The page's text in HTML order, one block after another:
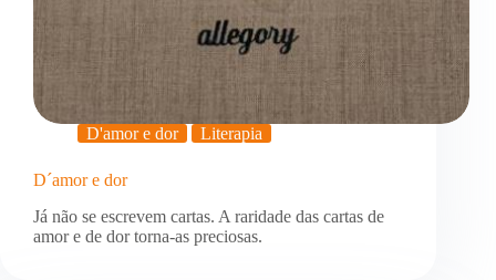
D'amor e dor Literapia
D´amor e dor
Já não se escrevem cartas. A raridade das cartas de
amor e de dor torna-as preciosas.